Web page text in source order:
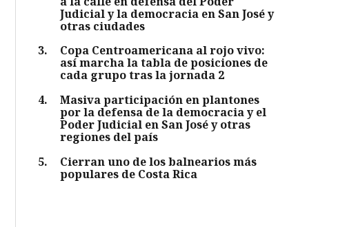
Judicial y la democracia en San José y
otras ciudades
3.
Copa Centroamericana al rojo vivo:
así marcha la tabla de posiciones de
cada grupo tras la jornada 2
4.
Masiva participación en plantones
por la defensa de la democracia y el
Poder Judicial en San José y otras
regiones del país
5.
Cierran uno de los balnearios más
populares de Costa Rica